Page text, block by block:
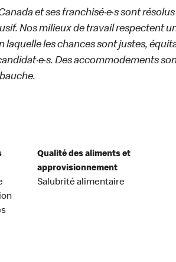
et ses franchisé·e·s sont
Nos milieux de travail respectent
laquelle les chances sont justes,
Des accommodements
Qualité des aliments et
approvisionnement
Salubrité alimentaire